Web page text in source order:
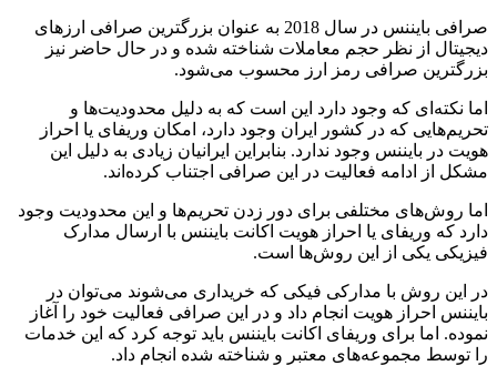
صرافی بایننس در سال 2018 به عنوان بزرگترین صرافی ارزهای
دیجیتال از نظر حجم معاملات شناخته شده و در حال حاضر نیز
بزرگترین صرافی رمز ارز محسوب می‌شود.
اما نکته‌ای که وجود دارد این است که به دلیل محدودیت‌ها و
تحریم‌هایی که در کشور ایران وجود دارد، امکان وریفای یا احراز
هویت در بایننس وجود ندارد. بنابراین ایرانیان زیادی به دلیل این
مشکل از ادامه فعالیت در این صرافی اجتناب کرده‌اند.
اما روش‌های مختلفی برای دور زدن تحریم‌ها و این محدودیت وجود
دارد که وریفای یا احراز هویت اکانت بایننس با ارسال مدارک
فیزیکی یکی از این روش‌ها است.
در این روش با مدارکی فیکی که خریداری می‌شوند می‌توان در
بایننس احراز هویت انجام داد و در این صرافی فعالیت خود را آغاز
نموده. اما برای وریفای اکانت بایننس باید توجه کرد که این خدمات
را توسط مجموعه‌های معتبر و شناخته شده انجام داد.